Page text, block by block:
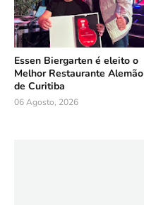
Essen Biergarten é eleito o
Melhor Restaurante Alemão
de Curitiba
06 Agosto, 2026